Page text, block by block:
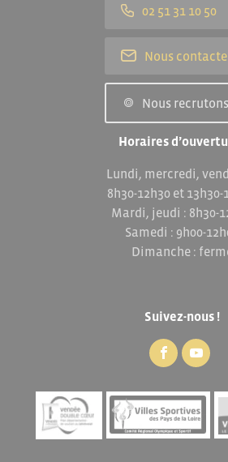
02 51 31 10 50
Nous
Nous recrutons
Horaires
Lundi, mercredi,
8h30-12h30 et 13h30-
Mardi, jeudi : 8h30-
Samedi : 9h00-
Dimanche :
Suivez-nous !